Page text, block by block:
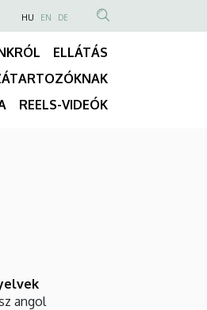
NYELVVÁLASZTÓ
HU EN DE
TARTALOM
KERESÉSE
ELLÁTÁS
REELS-VIDEÓK
angol